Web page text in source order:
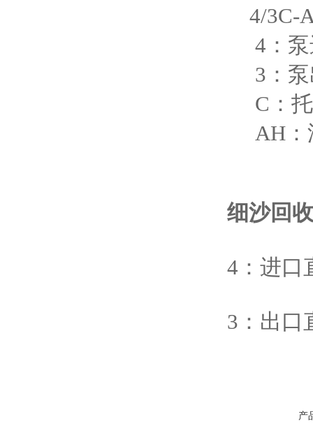
4/3C-
4：泵
3：泵
C：托
AH：
细沙回
4：进口
3：出口
产